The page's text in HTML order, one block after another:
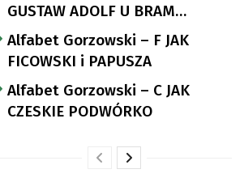
GUSTAW ADOLF U BRAM
LANDSBERGA
Alfabet Gorzowski – F JAK
FICOWSKI i PAPUSZA
Alfabet Gorzowski – C JAK
CZESKIE PODWÓRKO